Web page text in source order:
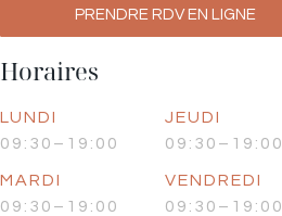
PRENDRE RDV EN LIGNE
Horaires
LUNDI
09:30–19:00
MARDI
09:30–19:00
JEUDI
09:30–19:00
VENDREDI
09:30–19:00